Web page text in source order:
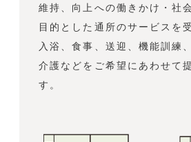
維持、向上への働きかけ・社
目的とした通所のサービスを
入浴、食事、送迎、機能訓練
介護などをご希望にあわせて
す。